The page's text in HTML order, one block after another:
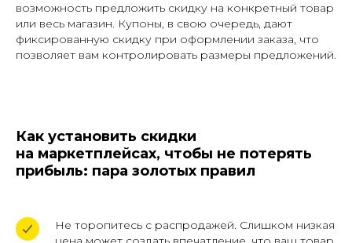
возможность предложить скидку на конкретный товар
или весь магазин. Купоны, в свою очередь, дают
фиксированную скидку при оформлении заказа, что
позволяет вам контролировать размеры предложений.
Как установить скидки
на маркетплейсах, чтобы не потерять
прибыль: пара золотых правил
Не торопитесь с распродажей. Слишком низкая